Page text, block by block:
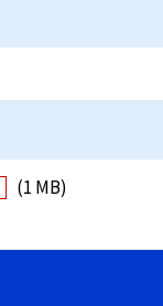
(1 MB)